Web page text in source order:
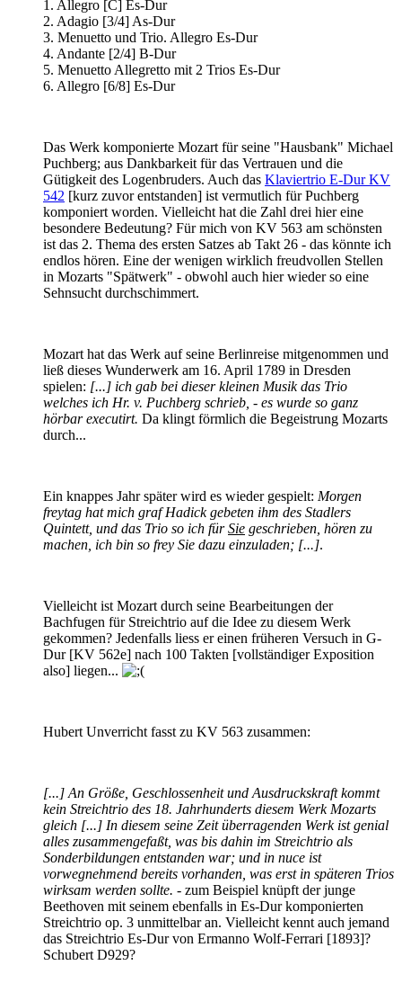
1. Allegro [C] Es-Dur
2. Adagio [3/4] As-Dur
3. Menuetto und Trio. Allegro Es-Dur
4. Andante [2/4] B-Dur
5. Menuetto Allegretto mit 2 Trios Es-Dur
6. Allegro [6/8] Es-Dur
Das Werk komponierte Mozart für seine "Hausbank" Michael
Puchberg; aus Dankbarkeit für das Vertrauen und die
Gütigkeit des Logenbruders. Auch das Klaviertrio E-Dur KV
542 [kurz zuvor entstanden] ist vermutlich für Puchberg
komponiert worden. Vielleicht hat die Zahl drei hier eine
besondere Bedeutung? Für mich von KV 563 am schönsten
ist das 2. Thema des ersten Satzes ab Takt 26 - das könnte ich
endlos hören. Eine der wenigen wirklich freudvollen Stellen
in Mozarts "Spätwerk" - obwohl auch hier wieder so eine
Sehnsucht durchschimmert.
Mozart hat das Werk auf seine Berlinreise mitgenommen und
ließ dieses Wunderwerk am 16. April 1789 in Dresden
spielen: [...] ich gab bei dieser kleinen Musik das Trio
welches ich Hr. v. Puchberg schrieb, - es wurde so ganz
hörbar executirt. Da klingt förmlich die Begeistrung Mozarts
durch...
Ein knappes Jahr später wird es wieder gespielt: Morgen
freytag hat mich graf Hadick gebeten ihm des Stadlers
Quintett, und das Trio so ich fürSie geschrieben, hören zu
machen, ich bin so frey Sie dazu einzuladen; [...].
Vielleicht ist Mozart durch seine Bearbeitungen der
Bachfugen für Streichtrio auf die Idee zu diesem Werk
gekommen? Jedenfalls liess er einen früheren Versuch in G-
Dur [KV 562e] nach 100 Takten [vollständiger Exposition
also] liegen...
Hubert Unverricht fasst zu KV 563 zusammen:
[...] An Größe, Geschlossenheit und Ausdruckskraft kommt
kein Streichtrio des 18. Jahrhunderts diesem Werk Mozarts
gleich [...] In diesem seine Zeit überragenden Werk ist genial
alles zusammengefaßt, was bis dahin im Streichtrio als
Sonderbildungen entstanden war; und in nuce ist
vorwegnehmend bereits vorhanden, was erst in späteren Trios
wirksam werden sollte. - zum Beispiel knüpft der junge
Beethoven mit seinem ebenfalls in Es-Dur komponierten
Streichtrio op. 3 unmittelbar an. Vielleicht kennt auch jemand
das Streichtrio Es-Dur von Ermanno Wolf-Ferrari [1893]?
Schubert D929?